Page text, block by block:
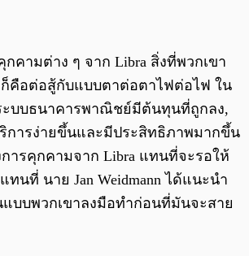
คามต่าง ๆ จาก Libra สิ่งที่พวกเขา
ก็คือต่อสู้กับแบบตาต่อตาไฟต่อไฟ ใน
ะบบธนาคารพาณิชย์มีต้นทุนที่ถูกลง,
การง่ายขึ้นและมีประสิทธิภาพมากขึ้น
ารคุกคามจาก Libra แทนที่จะรอให้
ทนที่ นาย Jan Weidmann ได้แนะนำ
บบพวกเขาลงมือทำก่อนที่มันจะสาย